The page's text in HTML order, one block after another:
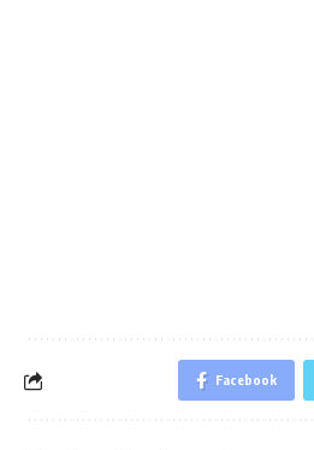
Facebook